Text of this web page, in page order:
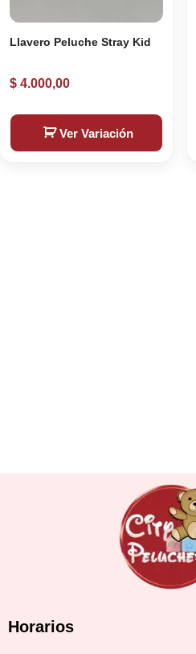
Llavero Peluche Stray Kid
$ 4.000,00
Ver Variación
Horarios